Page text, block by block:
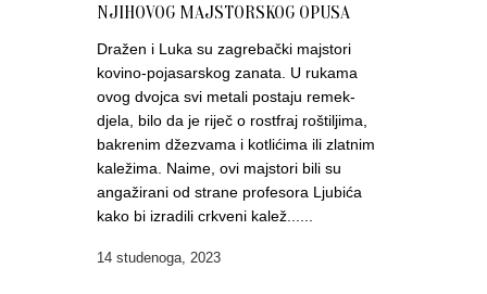
NJIHOVOG MAJSTORSKOG OPUSA
Dražen i Luka su zagrebački majstori
kovino-pojasarskog zanata. U rukama
ovog dvojca svi metali postaju remek-
djela, bilo da je riječ o rostfraj roštiljima,
bakrenim džezvama i kotlićima ili zlatnim
kaležima. Naime, ovi majstori bili su
angažirani od strane profesora Ljubića
kako bi izradili crkveni kalež......
14 studenoga, 2023